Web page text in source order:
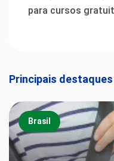
para cursos
Principais destaques
Brasil